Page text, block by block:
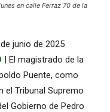
en calle Ferraz 70 de la
junio de 2025
| El magistrado de la
Puente, como
el Tribunal Supremo
Gobierno de Pedro